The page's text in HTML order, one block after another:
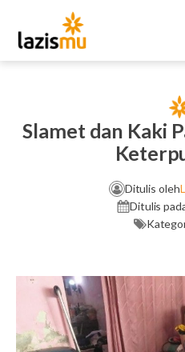
Slamet dan Kaki
Ditulis oleh
Ditulis